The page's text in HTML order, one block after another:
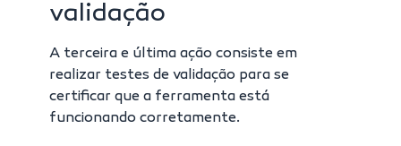
validação
A terceira e última ação consiste em
realizar testes de validação para se
certificar que a ferramenta está
funcionando corretamente.